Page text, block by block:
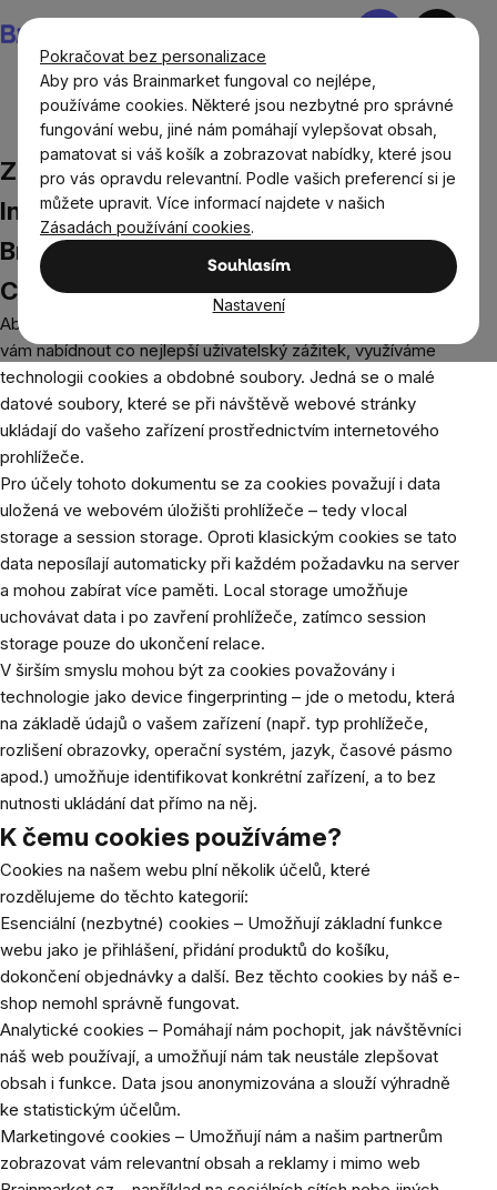
Pokračovat bez personalizace
Aby pro vás Brainmarket fungoval co nejlépe,
používáme cookies. Některé jsou nezbytné pro správné
fungování webu, jiné nám pomáhají vylepšovat obsah,
pamatovat si váš košík a zobrazovat nabídky, které jsou
pro vás opravdu relevantní. Podle vašich preferencí si je
můžete upravit. Více informací najdete v našich
Zásadách používání cookies.
Souhlasím
Nastavení
na
obsah
Nákupní
Zásady používání cookies
Zásady používání cookies
Informace o používání cookies na
Brainmarket.cz
Co jsou cookies?
Aby náš e-shop Brainmarket.cz správně fungoval a mohl
vám nabídnout co nejlepší uživatelský zážitek, využíváme
technologii cookies a obdobné soubory. Jedná se o malé
datové soubory, které se při návštěvě webové stránky
ukládají do vašeho zařízení prostřednictvím internetového
prohlížeče.
Pro účely tohoto dokumentu se za cookies považují i data
uložená ve webovém úložišti prohlížeče – tedy v local
storage a session storage. Oproti klasickým cookies se tato
data neposílají automaticky při každém požadavku na server
a mohou zabírat více paměti. Local storage umožňuje
uchovávat data i po zavření prohlížeče, zatímco session
storage pouze do ukončení relace.
V širším smyslu mohou být za cookies považovány i
technologie jako device fingerprinting – jde o metodu, která
na základě údajů o vašem zařízení (např. typ prohlížeče,
rozlišení obrazovky, operační systém, jazyk, časové pásmo
apod.) umožňuje identifikovat konkrétní zařízení, a to bez
nutnosti ukládání dat přímo na něj.
K čemu cookies používáme?
Cookies na našem webu plní několik účelů, které
rozdělujeme do těchto kategorií:
Esenciální (nezbytné) cookies – Umožňují základní funkce
webu jako je přihlášení, přidání produktů do košíku,
dokončení objednávky a další. Bez těchto cookies by náš e-
shop nemohl správně fungovat.
Analytické cookies – Pomáhají nám pochopit, jak návštěvníci
náš web používají, a umožňují nám tak neustále zlepšovat
obsah i funkce. Data jsou anonymizována a slouží výhradně
ke statistickým účelům.
Marketingové cookies – Umožňují nám a našim partnerům
zobrazovat vám relevantní obsah a reklamy i mimo web